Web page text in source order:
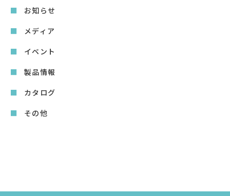
お知らせ
メディア
イベント
製品情報
カタログ
その他